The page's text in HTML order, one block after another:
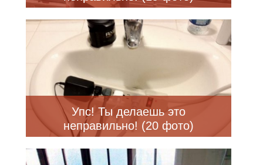
Упс! Ты делаешь это
неправильно! (20 фото)